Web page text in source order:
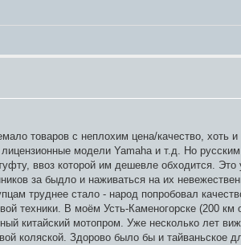
товаров с неплохим цена/качество, хоть
модели Yamaha и т.д. Но
ввоз которой им дешевле обходится. Это
за быдло и наживаться на их
труднее стало - народ попробовал
техники. В моём Усть-Каменогорске (200 км
китайский мотопром. Уже несколько лет
коляской. Здорово было бы и тайваньское